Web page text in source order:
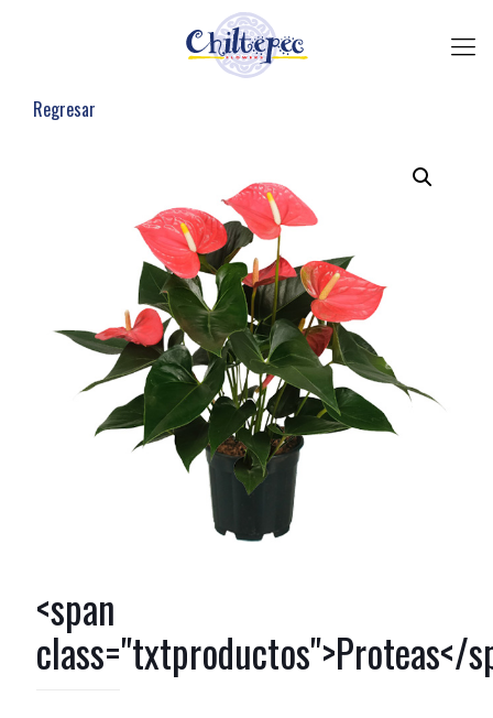
Regresar
<span
class="txtproductos">Proteas</